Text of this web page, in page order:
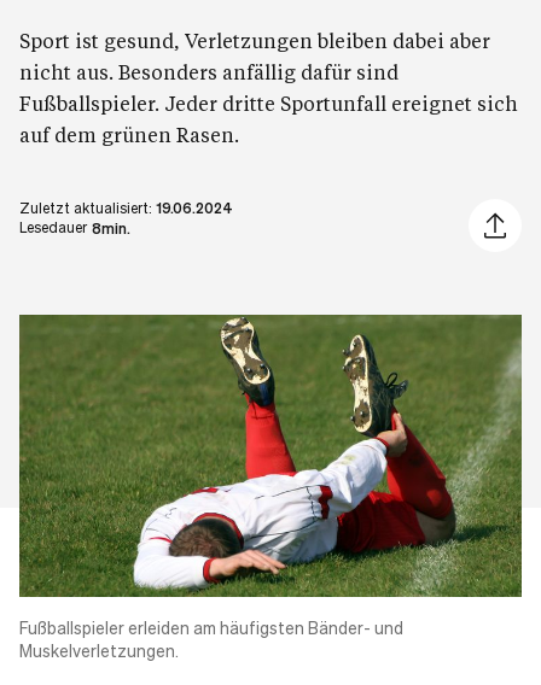
Sport ist gesund, Verletzungen bleiben dabei aber
nicht aus. Besonders anfällig dafür sind
Fußballspieler. Jeder dritte Sportunfall ereignet sich
auf dem grünen Rasen.
Zuletzt aktualisiert: 19.06.2024
Lesedauer 8min.
Artikel
Fußballspieler erleiden am häufigsten Bänder- und
Muskelverletzungen.